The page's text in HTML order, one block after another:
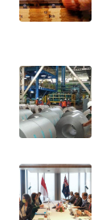
NIAS
LANGKAT
WN
TAPANULI
WN
TANJUNG